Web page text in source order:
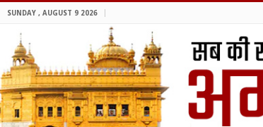
SUNDAY , AUGUST 9 2026